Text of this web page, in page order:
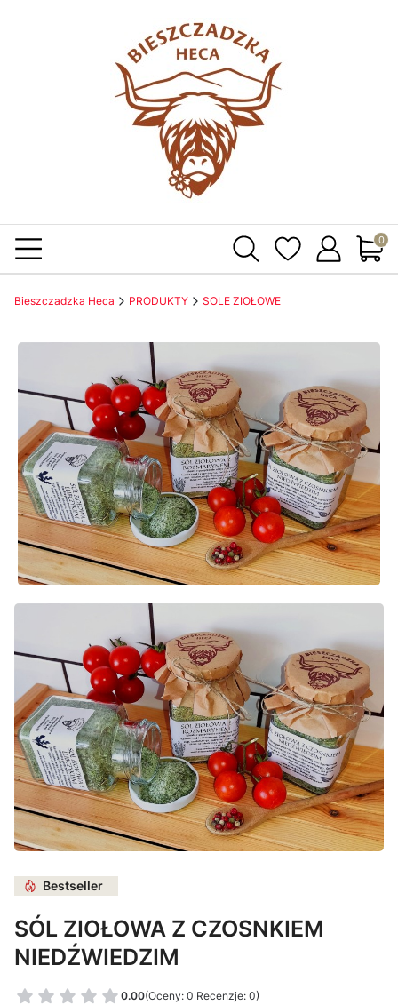
Bieszczadzka Heca PRODUKTY SOLE ZIOŁOWE
Bestseller
SÓL ZIOŁOWA Z CZOSNKIEM
NIEDŹWIEDZIM
0.00(Oceny: 0 Recenzje: 0)